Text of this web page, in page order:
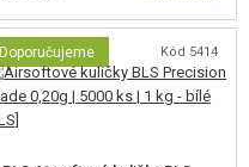
Doporučujeme Kód 5414